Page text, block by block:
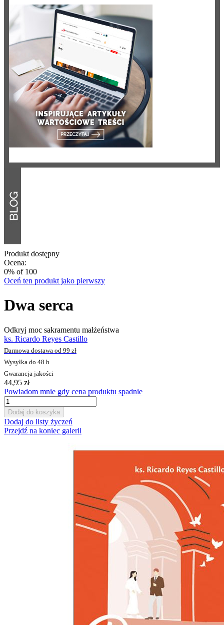
Produkt dostępny
Ocena:
0% of 100
Oceń ten produkt jako pierwszy
Dwa serca
Odkryj moc sakramentu małżeństwa
ks. Ricardo Reyes Castillo
Darmowa dostawa od 99 zł
Wysyłka do 48 h
Gwarancja jakości
44,95 zł
Powiadom mnie gdy cena produktu spadnie
Dodaj do koszyka
Dodaj do listy życzeń
Przejdź na koniec galerii